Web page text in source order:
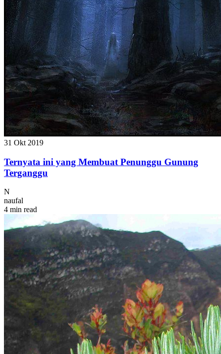
31 Okt 2019
Ternyata ini yang Membuat Penunggu Gunung
Terganggu
N
naufal
4 min read